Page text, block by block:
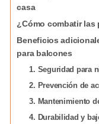
casa
¿Cómo combatir las
Beneficios
para balcones
1. Seguridad para
2. Prevención de
3. Mantenimiento
4. Durabilidad y